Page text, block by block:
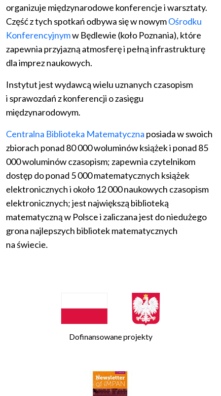
organizuje międzynarodowe konferencje i warsztaty.
Część z tych spotkań odbywa się w nowymOśrodku
Konferencyjnymw Będlewie (koło Poznania), które
zapewnia przyjazną atmosferę i pełną infrastrukturę
dla imprez naukowych.
Instytut jest wydawcą wielu uznanych czasopism
i sprawozdań z konferencji o zasięgu
międzynarodowym.
Centralna Biblioteka Matematyczna posiada w swoich
zbiorach ponad 80 000 woluminów książek i ponad 85
000 woluminów czasopism; zapewnia czytelnikom
dostęp do ponad 5 000 matematycznych książek
elektronicznych i około 12 000 naukowych czasopism
elektronicznych; jest największą biblioteką
matematyczną w Polsce i zaliczana jest do niedużego
grona najlepszych bibliotek matematycznych
na świecie.
Dofinansowane projekty